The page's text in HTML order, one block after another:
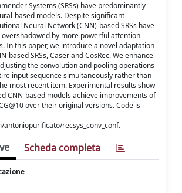
Systems (SRSs) have predominantly
based models. Despite significant
Neural Network (CNN)-based SRSs have
by more powerful attention-
In this paper, we introduce a novel adaptation
based SRSs, Caser and CosRec. We enhance
the convolution and pooling operations
input sequence simultaneously rather than
most recent item. Experimental results show
CNN-based models achieve improvements of
over their original versions. Code is
antoniopurificato/recsys_conv_conf.
Scheda completa